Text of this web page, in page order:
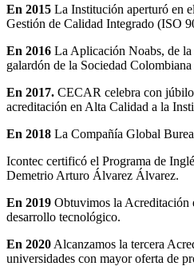
En 2015 La Institución aperturó en
Gestión de Calidad Integrado (ISO
En 2016 La Aplicación Noabs, de
galardón de la Sociedad
En 2017. CECAR celebra con
acreditación en Alta Calidad a la
En 2018 La Compañía Global
Icontec certificó el Programa de
Demetrio Arturo Álvarez Álvarez.
En 2019 Obtuvimos la Acreditación
desarrollo tecnológico.
En 2020Alcanzamos la tercera
universidades con mayor oferta de